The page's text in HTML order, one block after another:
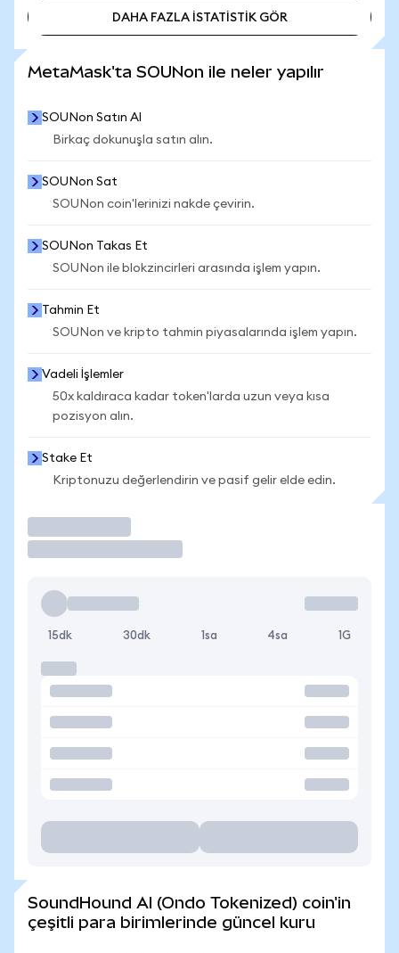
DAHA FAZLA İSTATİSTİK GÖR
MetaMask'ta SOUNon ile neler yapılır
SOUNon Satın Al
Birkaç dokunuşla satın alın.
SOUNon Sat
SOUNon coin'lerinizi nakde çevirin.
SOUNon Takas Et
SOUNon ile blokzincirleri arasında işlem yapın.
Tahmin Et
SOUNon ve kripto tahmin piyasalarında işlem yapın.
Vadeli İşlemler
50x kaldıraca kadar token'larda uzun veya kısa
pozisyon alın.
Stake Et
Kriptonuzu değerlendirin ve pasif gelir elde edin.
15dk 30dk 1sa 4sa 1G
SoundHound AI (Ondo Tokenized) coin'in
çeşitli para birimlerinde güncel kuru